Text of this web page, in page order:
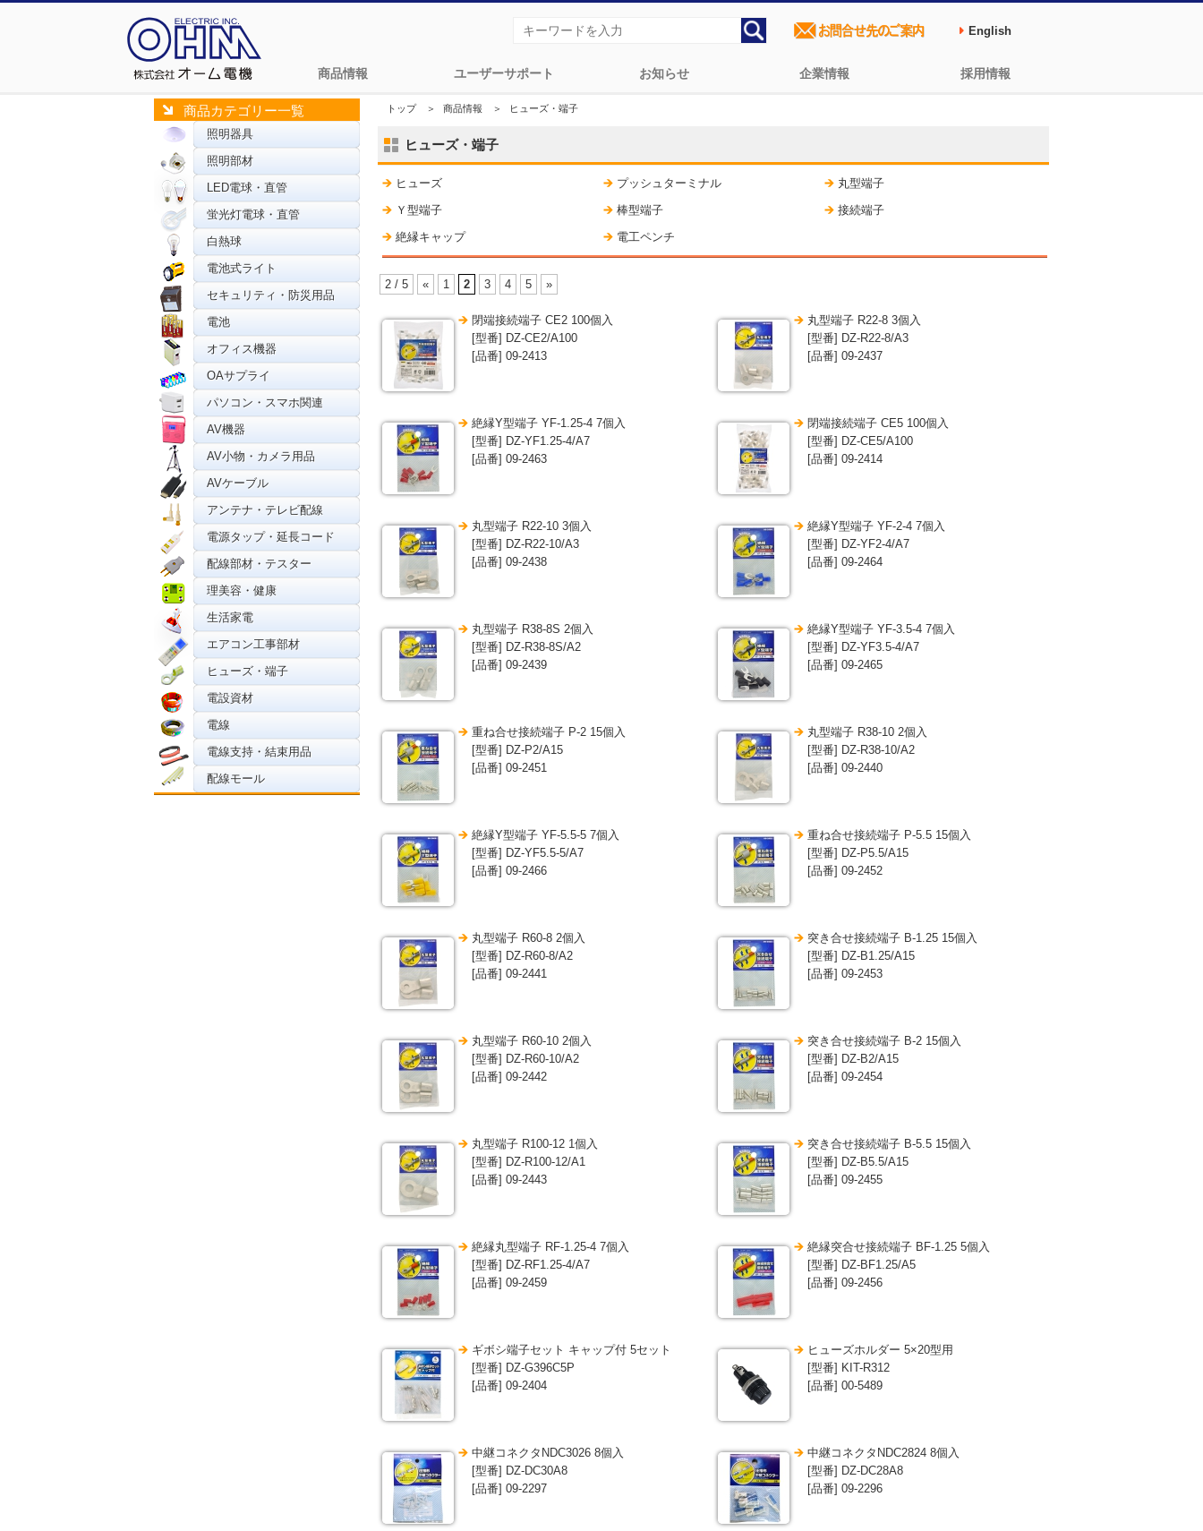
商品情報 ユーザーサポート お知らせ 企業情報 採用情報
English
商品カテゴリー一覧
照明器具
照明部材
LED電球・直管
蛍光灯電球・直管
白熱球
電池式ライト
セキュリティ・防災用品
電池
オフィス機器
OAサプライ
パソコン・スマホ関連
AV機器
AV小物・カメラ用品
AVケーブル
アンテナ・テレビ配線
電源タップ・延長コード
配線部材・テスター
理美容・健康
生活家電
エアコン工事部材
ヒューズ・端子
電設資材
電線
電線支持・結束用品
配線モール
トップ＞ 商品情報 ＞ ヒューズ・端子
ヒューズ・端子
ヒューズ プッシュターミナル
丸型端子
Ｙ型端子
棒型端子
接続端子
絶縁キャップ
電工ペンチ
2 / 5 « 1 2 3 4 5 »
閉端接続端子 CE2 100個入
[型番] DZ-CE2/A100
[品番] 09-2413
丸型端子 R22-8 3個入
[型番] DZ-R22-8/A3
[品番] 09-2437
絶縁Y型端子 YF-1.25-4 7個入
[型番] DZ-YF1.25-4/A7
[品番] 09-2463
閉端接続端子 CE5 100個入
[型番] DZ-CE5/A100
[品番] 09-2414
丸型端子 R22-10 3個入
[型番] DZ-R22-10/A3
[品番] 09-2438
絶縁Y型端子 YF-2-4 7個入
[型番] DZ-YF2-4/A7
[品番] 09-2464
丸型端子 R38-8S 2個入
[型番] DZ-R38-8S/A2
[品番] 09-2439
絶縁Y型端子 YF-3.5-4 7個入
[型番] DZ-YF3.5-4/A7
[品番] 09-2465
重ね合せ接続端子 P-2 15個入
[型番] DZ-P2/A15
[品番] 09-2451
丸型端子 R38-10 2個入
[型番] DZ-R38-10/A2
[品番] 09-2440
絶縁Y型端子 YF-5.5-5 7個入
[型番] DZ-YF5.5-5/A7
[品番] 09-2466
重ね合せ接続端子 P-5.5 15個入
[型番] DZ-P5.5/A15
[品番] 09-2452
丸型端子 R60-8 2個入
[型番] DZ-R60-8/A2
[品番] 09-2441
突き合せ接続端子 B-1.25 15個入
[型番] DZ-B1.25/A15
[品番] 09-2453
丸型端子 R60-10 2個入
[型番] DZ-R60-10/A2
[品番] 09-2442
突き合せ接続端子 B-2 15個入
[型番] DZ-B2/A15
[品番] 09-2454
丸型端子 R100-12 1個入
[型番] DZ-R100-12/A1
[品番] 09-2443
突き合せ接続端子 B-5.5 15個入
[型番] DZ-B5.5/A15
[品番] 09-2455
絶縁丸型端子 RF-1.25-4 7個入
[型番] DZ-RF1.25-4/A7
[品番] 09-2459
絶縁突合せ接続端子 BF-1.25 5個入
[型番] DZ-BF1.25/A5
[品番] 09-2456
ギボシ端子セット キャップ付 5セット
[型番] DZ-G396C5P
[品番] 09-2404
ヒューズホルダー 5×20型用
[型番] KIT-R312
[品番] 00-5489
中継コネクタNDC3026 8個入
[型番] DZ-DC30A8
[品番] 09-2297
中継コネクタNDC2824 8個入
[型番] DZ-DC28A8
[品番] 09-2296